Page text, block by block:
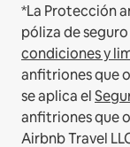
*La Protección
póliza de
condiciones y
anfitriones que
se aplica el
anfitriones que
Airbnb Travel